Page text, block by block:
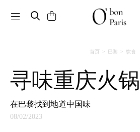
Toggle navigation
首页 巴黎 饮食
寻味重庆火锅
在巴黎找到地道中国味
08/02/2023